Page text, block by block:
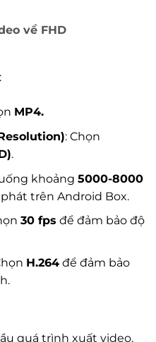
về FHD
MP4.
: Chọn
.
khoảng 5000-8000
trên Android Box.
30 fps để đảm bảo độ
H.264để đảm bảo
quá trình xuất video.